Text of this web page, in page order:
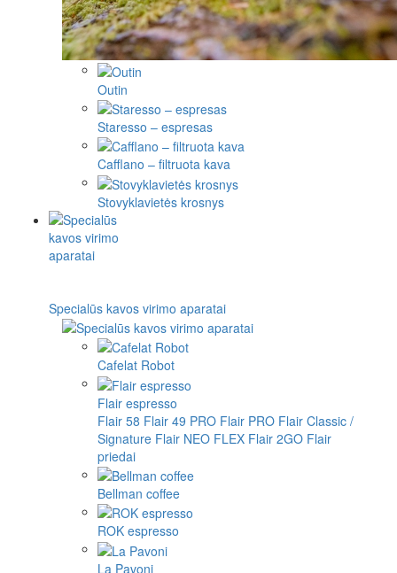
Outin
Staresso – espresas
Cafflano – filtruota kava
Stovyklavietės krosnys
Specialūs kavos virimo aparatai
Cafelat Robot
Flair espresso
Flair 58 Flair 49 PRO Flair PRO Flair Classic /
Signature Flair NEO FLEX Flair 2GO Flair
priedai
Bellman coffee
ROK espresso
La Pavoni